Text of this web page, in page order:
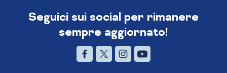
Seguici sui social per rimanere
sempre aggiornato!